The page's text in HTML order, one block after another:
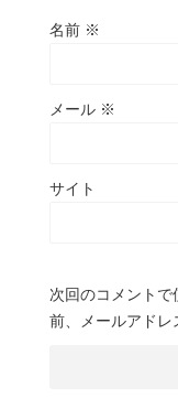
名前 ※
メール ※
サイト
次回のコメントで
前、メールアドレ